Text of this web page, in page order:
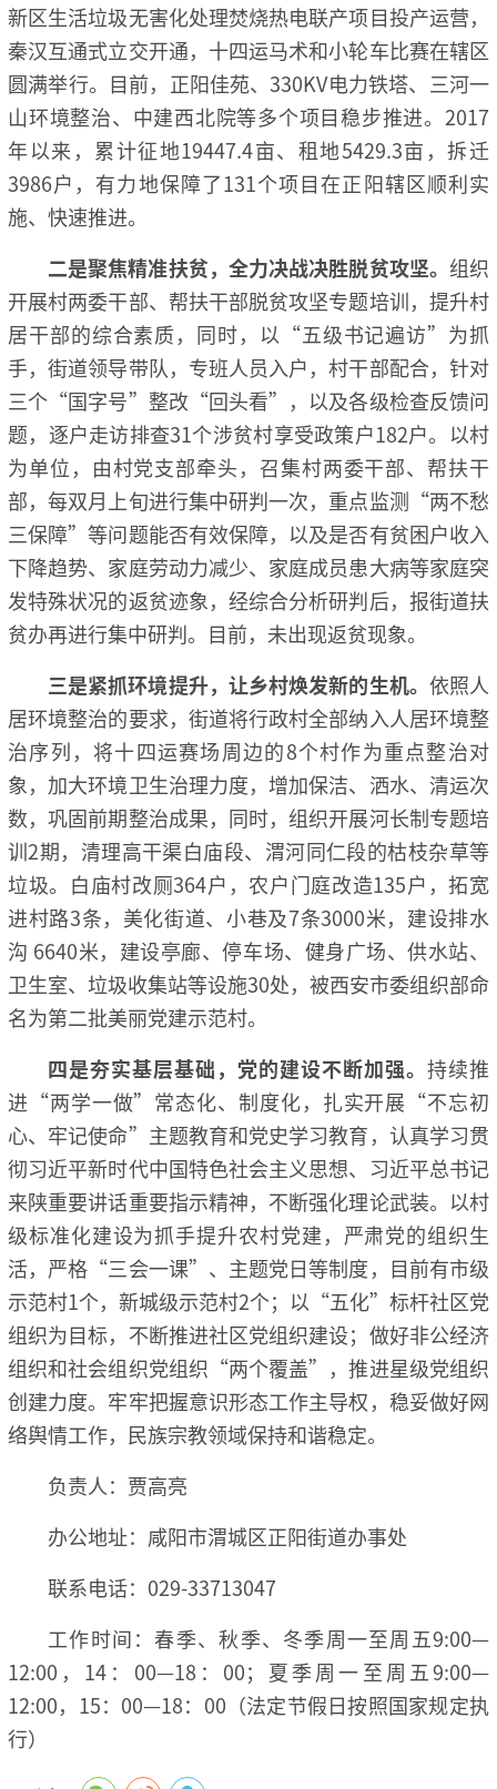
新区生活垃圾无害化处理焚烧热电联产项目投产运营，
秦汉互通式立交开通，十四运马术和小轮车比赛在辖区
圆满举行。目前，正阳佳苑、330KV电力铁塔、三河一
山环境整治、中建西北院等多个项目稳步推进。2017
年以来，累计征地19447.4亩、租地5429.3亩，拆迁
3986户，有力地保障了131个项目在正阳辖区顺利实
施、快速推进。
二是聚焦精准扶贫，全力决战决胜脱贫攻坚。 组织
开展村两委干部、帮扶干部脱贫攻坚专题培训，提升村
居干部的综合素质，同时，以“五级书记遍访”为抓
手，街道领导带队，专班人员入户，村干部配合，针对
三个“国字号”整改“回头看”，以及各级检查反馈问
题，逐户走访排查31个涉贫村享受政策户182户。以村
为单位，由村党支部牵头，召集村两委干部、帮扶干
部，每双月上旬进行集中研判一次，重点监测“两不愁
三保障”等问题能否有效保障，以及是否有贫困户收入
下降趋势、家庭劳动力减少、家庭成员患大病等家庭突
发特殊状况的返贫迹象，经综合分析研判后，报街道扶
贫办再进行集中研判。目前，未出现返贫现象。
三是紧抓环境提升，让乡村焕发新的生机。 依照人
居环境整治的要求，街道将行政村全部纳入人居环境整
治序列，将十四运赛场周边的8个村作为重点整治对
象，加大环境卫生治理力度，增加保洁、洒水、清运次
数，巩固前期整治成果，同时，组织开展河长制专题培
训2期，清理高干渠白庙段、渭河同仁段的枯枝杂草等
垃圾。白庙村改厕364户，农户门庭改造135户，拓宽
进村路3条，美化街道、小巷及7条3000米，建设排水
沟 6640米，建设亭廊、停车场、健身广场、供水站、
卫生室、垃圾收集站等设施30处，被西安市委组织部命
名为第二批美丽党建示范村。
四是夯实基层基础，党的建设不断加强。 持续推
进“两学一做”常态化、制度化，扎实开展“不忘初
心、牢记使命”主题教育和党史学习教育，认真学习贯
彻习近平新时代中国特色社会主义思想、习近平总书记
来陕重要讲话重要指示精神，不断强化理论武装。以村
级标准化建设为抓手提升农村党建，严肃党的组织生
活，严格“三会一课”、主题党日等制度，目前有市级
示范村1个，新城级示范村2个；以“五化”标杆社区党
组织为目标，不断推进社区党组织建设；做好非公经济
组织和社会组织党组织“两个覆盖”，推进星级党组织
创建力度。牢牢把握意识形态工作主导权，稳妥做好网
络舆情工作，民族宗教领域保持和谐稳定。
负责人：贾高亮
办公地址：咸阳市渭城区正阳街道办事处
联系电话：029-33713047
工作时间：春季、秋季、冬季周一至周五9:00—
12:00，14：00—18：00；夏季周一至周五9:00—
12:00，15：00—18：00（法定节假日按照国家规定执
行）